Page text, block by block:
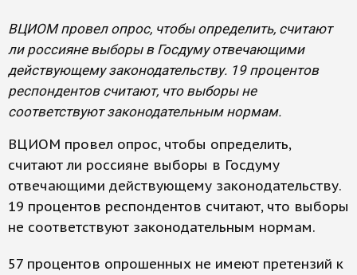
ВЦИОМ провел опрос, чтобы определить, считают
ли россияне выборы в Госдуму отвечающими
действующему законодательству. 19 процентов
респондентов считают, что выборы не
соответствуют законодательным нормам.
ВЦИОМ провел опрос, чтобы определить,
считают ли россияне выборы в Госдуму
отвечающими действующему законодательству.
19 процентов респондентов считают, что выборы
не соответствуют законодательным нормам.
57 процентов опрошенных не имеют претензий к